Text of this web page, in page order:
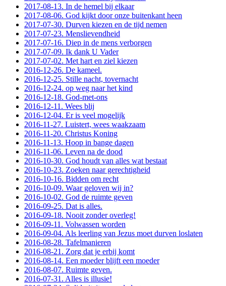
2017-08-13. In de hemel bij elkaar
2017-08-06. God kijkt door onze buitenkant heen
2017-07-30. Durven kiezen en de tijd nemen
2017-07-23. Menslievendheid
2017-07-16. Diep in de mens verborgen
2017-07-09. Ik dank U Vader
2017-07-02. Met hart en ziel kiezen
2016-12-26. De kameel.
2016-12-25. Stille nacht, tovernacht
2016-12-24. op weg naar het kind
2016-12-18. God-met-ons
2016-12-11. Wees blij
2016-12-04. Er is veel mogelijk
2016-11-27. Luistert, wees waakzaam
2016-11-20. Christus Koning
2016-11-13. Hoop in bange dagen
2016-11-06. Leven na de dood
2016-10-30. God houdt van alles wat bestaat
2016-10-23. Zoeken naar gerechtigheid
2016-10-16. Bidden om recht
2016-10-09. Waar geloven wij in?
2016-10-02. God de ruimte geven
2016-09-25. Dat is alles.
2016-09-18. Nooit zonder overleg!
2016-09-11. Volwassen worden
2016-09-04. Als leerling van Jezus moet durven loslaten
2016-08-28. Tafelmanieren
2016-08-21. Zorg dat je erbij komt
2016-08-14. Een moeder blijft een moeder
2016-08-07. Ruimte geven.
2016-07-31. Alles is illusie!